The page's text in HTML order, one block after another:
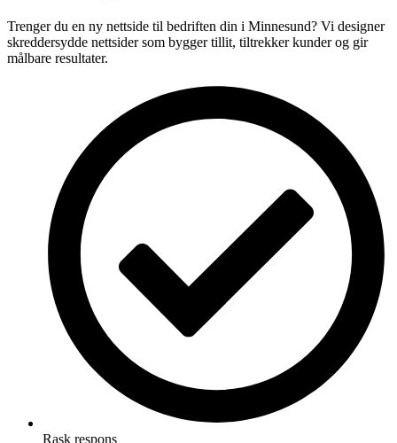
Trenger du en ny nettside til bedriften din i Minnesund? Vi designer
skreddersydde nettsider som bygger tillit, tiltrekker kunder og gir
målbare resultater.
Rask respons